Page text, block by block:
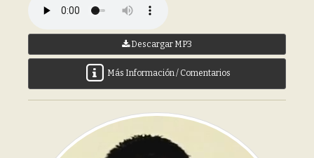
Descargar MP3
Más Información / Comentarios